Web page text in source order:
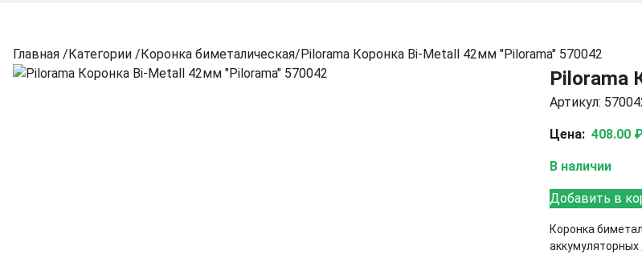
Главная /Категории /Коронка биметалическая/Pilorama Коронка Bi-Metall 42мм "Pilorama" 570042
Pilorama
Артикул:
Цена: 408.00
В наличии
Добавить в
Коронка
аккумуляторных